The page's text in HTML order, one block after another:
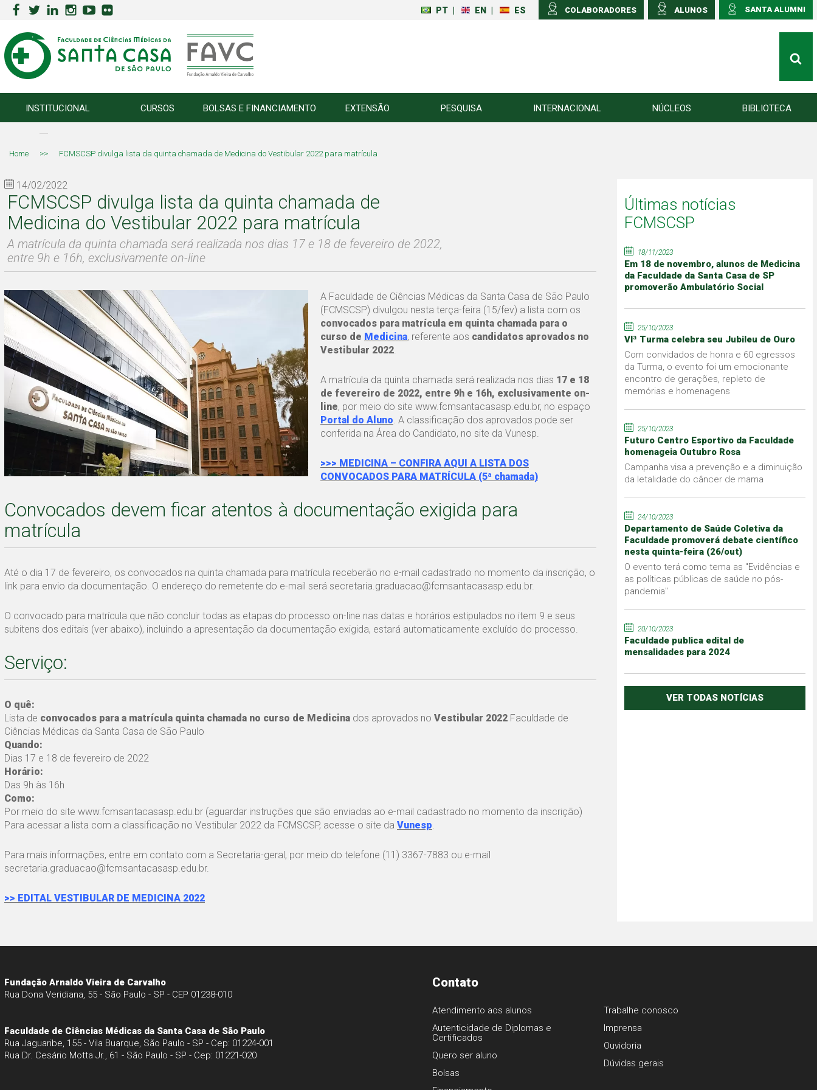
SANTA ALUMNI
ALUNOS
COLABORADORES
PT EN ES
INSTITUCIONAL CURSOS BOLSAS E FINANCIAMENTO EXTENSÃO PESQUISA INTERNACIONAL NÚCLEOS BIBLIOTECA
Home >> FCMSCSP divulga lista da quinta chamada de Medicina do Vestibular 2022 para matrícula
14/02/2022
FCMSCSP divulga lista da quinta chamada de
Medicina do Vestibular 2022 para matrícula
A matrícula da quinta chamada será realizada nos dias 17 e 18 de fevereiro de 2022,
entre 9h e 16h, exclusivamente on-line
A Faculdade de Ciências Médicas da Santa Casa de São Paulo
(FCMSCSP) divulgou nesta terça-feira (15/fev) a lista com os
convocados para matrícula em quinta chamada para o
curso de Medicina, referente aos candidatos aprovados no
Vestibular 2022.
A matrícula da quinta chamada será realizada nos dias 17 e 18
de fevereiro de 2022, entre 9h e 16h, exclusivamente on-
line, por meio do site www.fcmsantacasasp.edu.br, no espaço
Portal do Aluno. A classificação dos aprovados pode ser
conferida na Área do Candidato, no site da Vunesp.
>>> MEDICINA – CONFIRA AQUI A LISTA DOS
CONVOCADOS PARA MATRÍCULA (5ª chamada)
Convocados devem ficar atentos à documentação exigida para
matrícula
Até o dia 17 de fevereiro, os convocados na quinta chamada para matrícula receberão no e-mail cadastrado no momento da inscrição, o
link para envio da documentação. O endereço do remetente do e-mail será secretaria.graduacao@fcmsantacasasp.edu.br.
O convocado para matrícula que não concluir todas as etapas do processo on-line nas datas e horários estipulados no item 9 e seus
subitens dos editais (ver abaixo), incluindo a apresentação da documentação exigida, estará automaticamente excluído do processo.
Serviço:
O quê:
Lista de convocados para a matrícula quinta chamada no curso de Medicinados aprovados no Vestibular 2022Faculdade de
Ciências Médicas da Santa Casa de São Paulo
Quando:
Dias 17 e 18 de fevereiro de 2022
Horário:
Das 9h às 16h
Como:
Por meio do site www.fcmsantacasasp.edu.br (aguardar instruções que são enviadas ao e-mail cadastrado no momento da inscrição)
Para acessar a lista com a classificação no Vestibular 2022 da FCMSCSP, acesse o site da Vunesp.
Para mais informações, entre em contato com a Secretaria-geral, por meio do telefone (11) 3367-7883 ou e-mail
secretaria.graduacao@fcmsantacasasp.edu.br.
>> EDITAL VESTIBULAR DE MEDICINA 2022
Últimas notícias
FCMSCSP
18/11/2023
Em 18 de novembro, alunos de Medicina
da Faculdade da Santa Casa de SP
promoverão Ambulatório Social
25/10/2023
VIª Turma celebra seu Jubileu de Ouro
Com convidados de honra e 60 egressos
da Turma, o evento foi um emocionante
encontro de gerações, repleto de
memórias e homenagens
25/10/2023
Futuro Centro Esportivo da Faculdade
homenageia Outubro Rosa
Campanha visa a prevenção e a diminuição
da letalidade do câncer de mama
24/10/2023
Departamento de Saúde Coletiva da
Faculdade promoverá debate científico
nesta quinta-feira (26/out)
O evento terá como tema as "Evidências e
as políticas públicas de saúde no pós-
pandemia"
20/10/2023
Faculdade publica edital de
mensalidades para 2024
VER TODAS NOTÍCIAS
Fundação Arnaldo Vieira de Carvalho
Rua Dona Veridiana, 55 - São Paulo - SP - CEP 01238-010
Faculdade de Ciências Médicas da Santa Casa de São Paulo
Rua Jaguaribe, 155 - Vila Buarque, São Paulo - SP - Cep: 01224-001
Rua Dr. Cesário Motta Jr., 61 - São Paulo - SP - Cep: 01221-020
Contato
Atendimento aos alunos
Autenticidade de Diplomas e
Certificados
Quero ser aluno
Bolsas
Trabalhe conosco
Imprensa
Ouvidoria
Dúvidas gerais